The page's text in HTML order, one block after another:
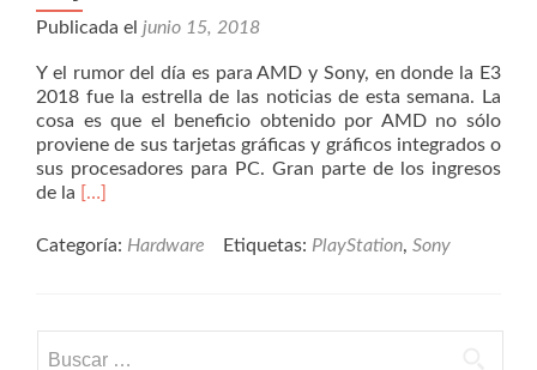
Publicada el junio 15, 2018
Y el rumor del día es para AMD y Sony, en donde la E3
2018 fue la estrella de las noticias de esta semana. La
cosa es que el beneficio obtenido por AMD no sólo
proviene de sus tarjetas gráficas y gráficos integrados o
sus procesadores para PC. Gran parte de los ingresos
de la Read
about
chip
AMD
[…]
Categoría: Hardware Etiquetas: PlayStation, Sony